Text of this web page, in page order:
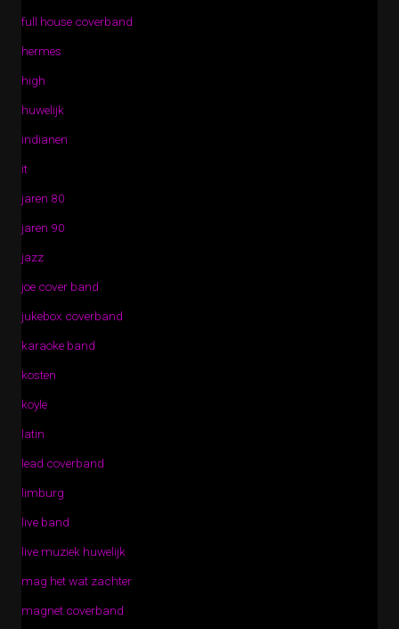
full house coverband
hermes
high
huwelijk
indianen
it
jaren 80
jaren 90
jazz
joe cover band
jukebox coverband
karaoke band
kosten
koyle
latin
lead coverband
limburg
live band
live muziek huwelijk
mag het wat zachter
magnet coverband